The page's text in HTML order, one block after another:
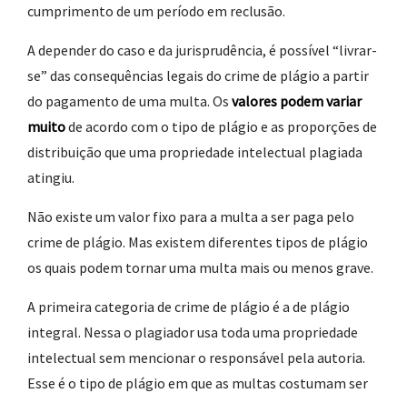
cumprimento de um período em reclusão.
A depender do caso e da jurisprudência, é possível “livrar-
se” das consequências legais do crime de plágio a partir
do pagamento de uma multa. Os valores podem variar
muitode acordo com o tipo de plágio e as proporções de
distribuição que uma propriedade intelectual plagiada
atingiu.
Não existe um valor fixo para a multa a ser paga pelo
crime de plágio. Mas existem diferentes tipos de plágio
os quais podem tornar uma multa mais ou menos grave.
A primeira categoria de crime de plágio é a de plágio
integral. Nessa o plagiador usa toda uma propriedade
intelectual sem mencionar o responsável pela autoria.
Esse é o tipo de plágio em que as multas costumam ser